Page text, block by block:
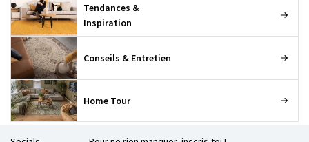
Tendances &
Inspiration
Conseils & Entretien
Home Tour